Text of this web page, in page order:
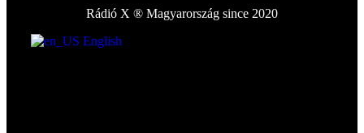
Rádió X ® Magyarország since 2020
English